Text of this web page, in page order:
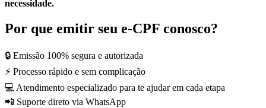
necessidade.
Por que emitir seu e-CPF conosco?
🔒 Emissão 100% segura e autorizada
⚡ Processo rápido e sem complicação
💻 Atendimento especializado para te ajudar em cada etapa
📲 Suporte direto via WhatsApp